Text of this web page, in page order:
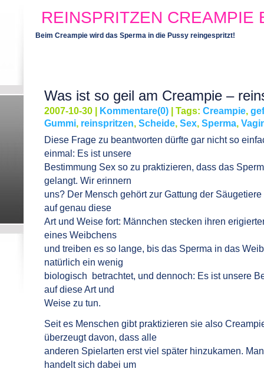
REINSPRITZEN CREAMPIE
Beim Creampie wird das Sperma in die Pussy reingespritzt!
Was ist so geil am Creampie –
2007-10-30 | Kommentare(0) | Tags: Creampie,
Gummi, reinspritzen, Scheide, Sex, Sperma,
Diese Frage zu beantworten dürfte gar nicht so
einmal: Es ist unsere
Bestimmung Sex so zu praktizieren, dass das
gelangt. Wir erinnern
uns? Der Mensch gehört zur Gattung der
auf genau diese
Art und Weise fort: Männchen stecken ihren
eines Weibchens
und treiben es so lange, bis das Sperma in das
natürlich ein wenig
biologisch betrachtet, und dennoch: Es ist unsere
auf diese Art und
Weise zu tun.
Seit es Menschen gibt praktizieren sie also
überzeugt davon, dass alle
anderen Spielarten erst viel später hinzukamen.
handelt sich dabei um